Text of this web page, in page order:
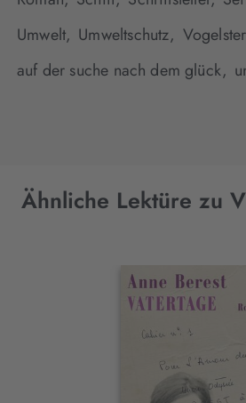
Umwelt, Umweltschutz,
auf der suche nach dem glück,
Ähnliche Lektüre zu